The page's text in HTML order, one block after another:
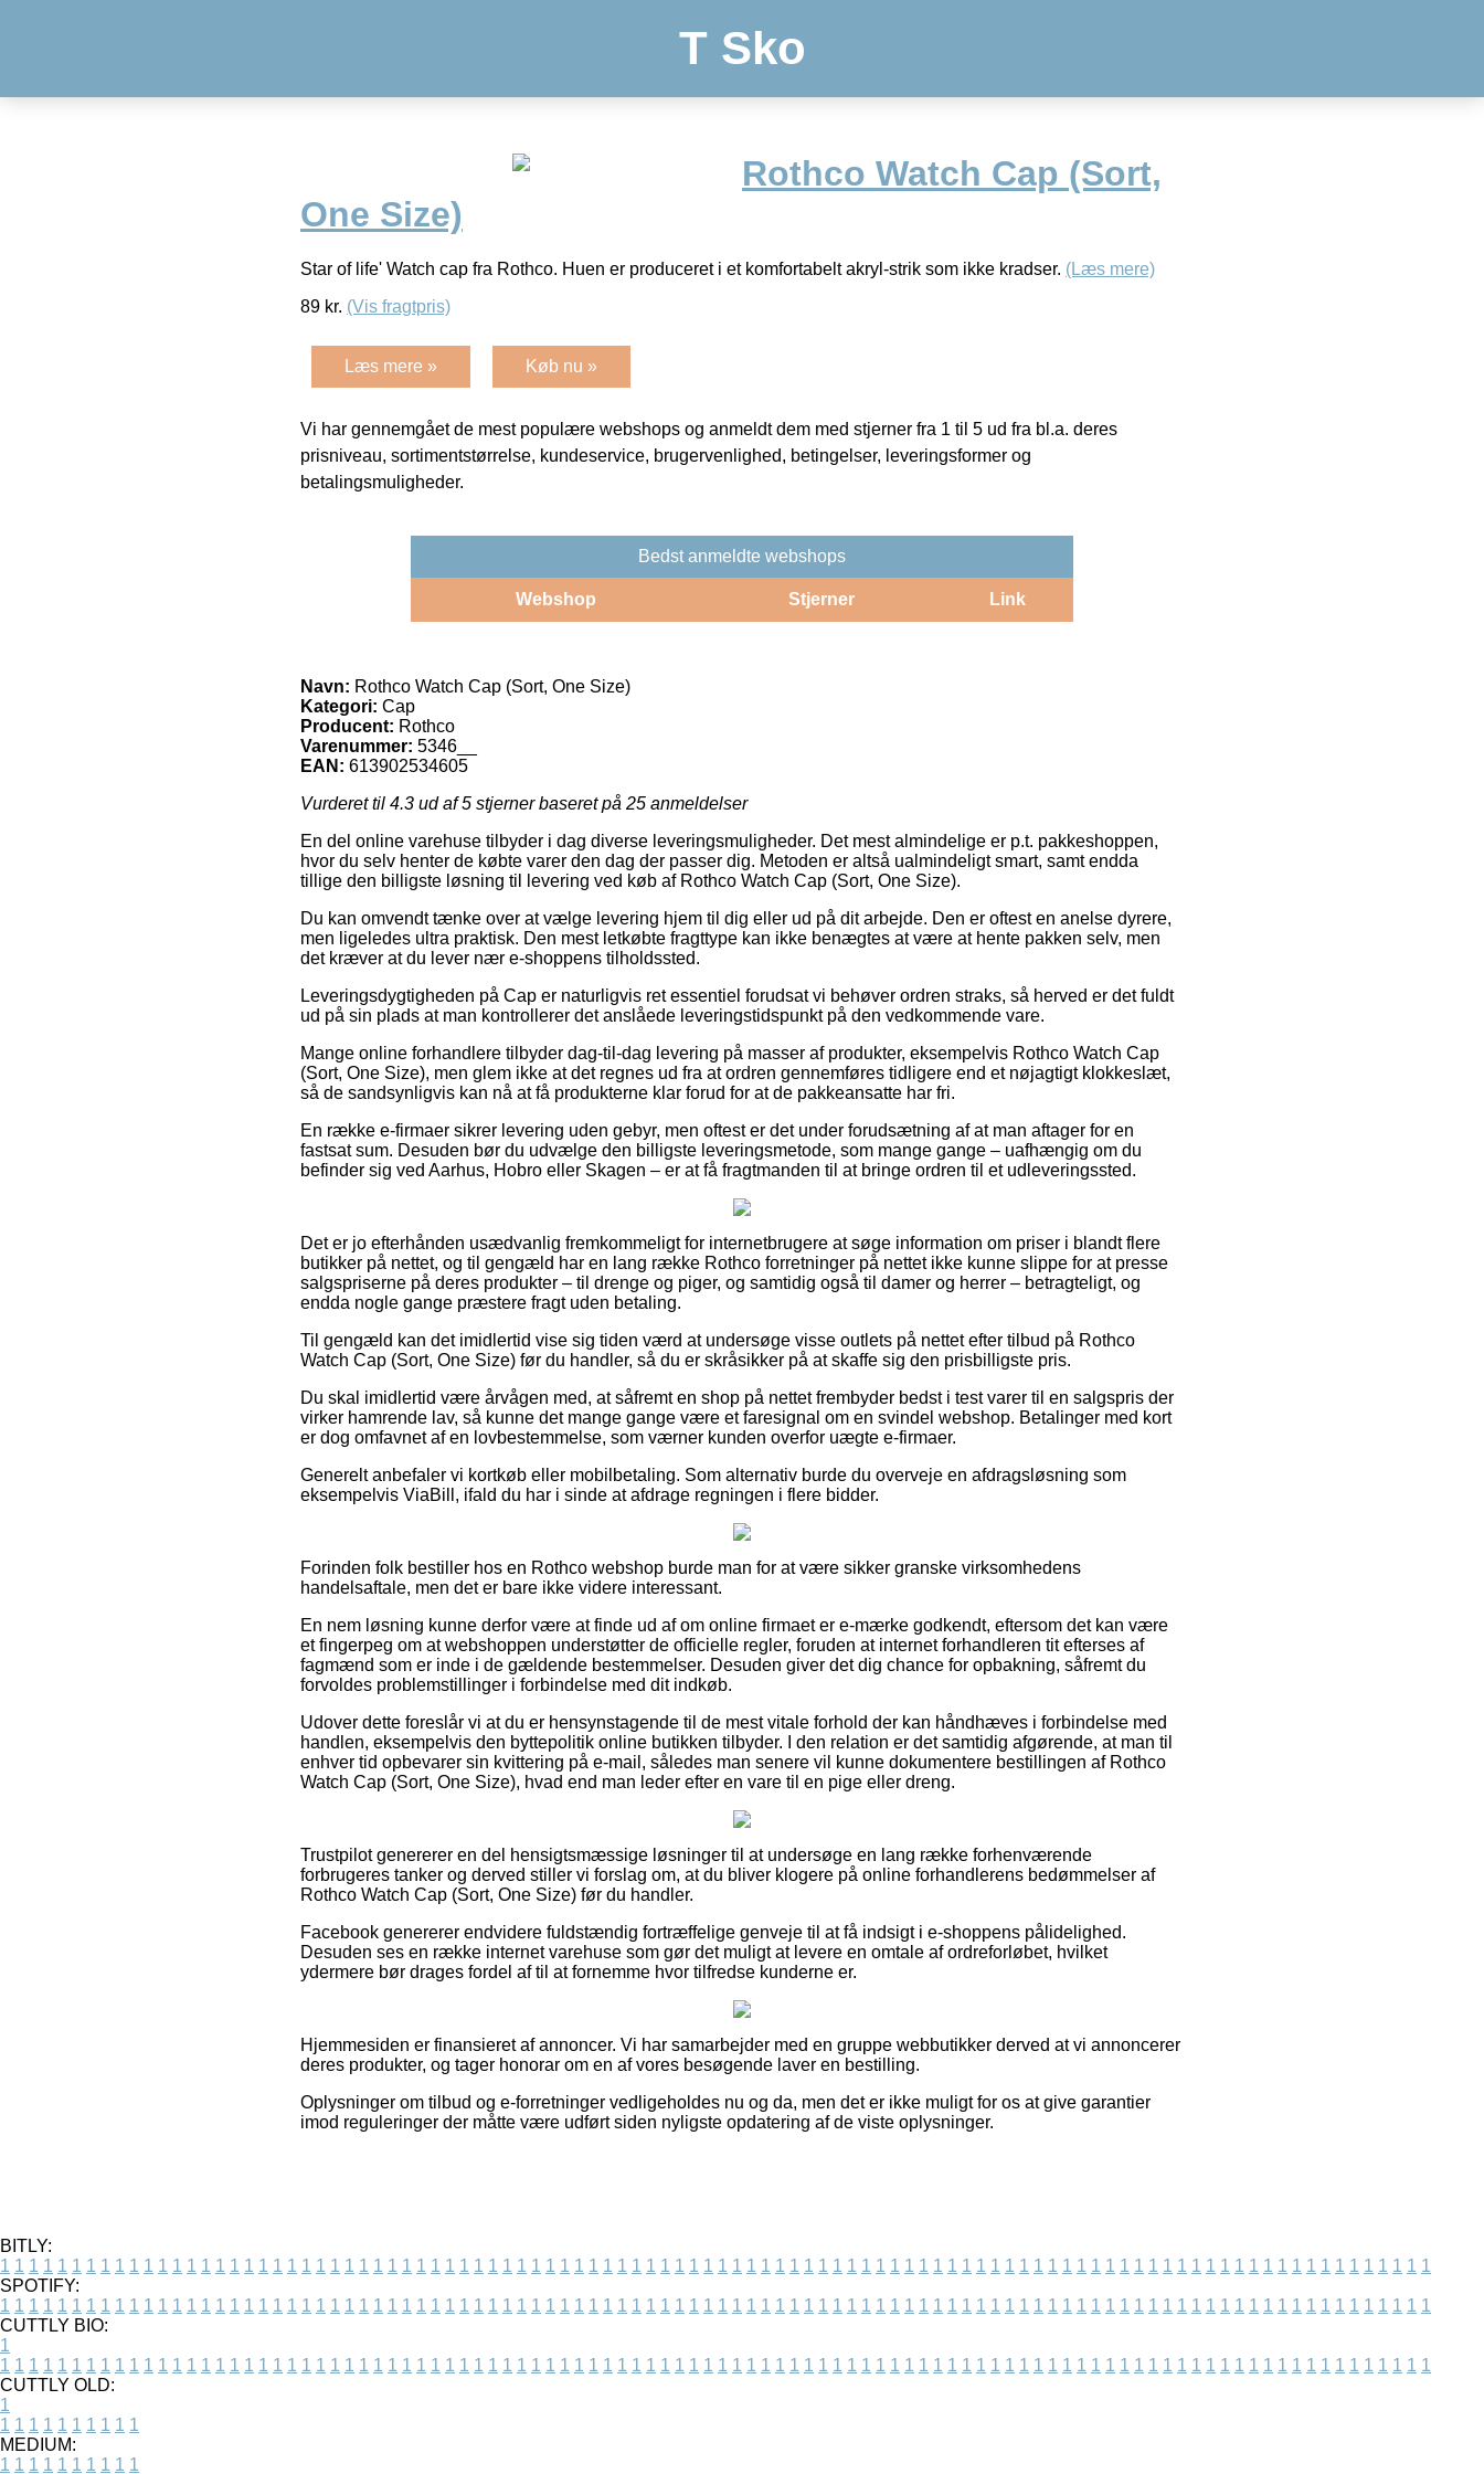
T Sko
Rothco Watch Cap (Sort,
One Size)
Star of life' Watch cap fra Rothco. Huen er produceret i et komfortabelt akryl-strik som ikke kradser. (Læs mere)
89 kr. (Vis fragtpris)
Læs mere » Køb nu »
Vi har gennemgået de mest populære webshops og anmeldt dem med stjerner fra 1 til 5 ud fra bl.a. deres
prisniveau, sortimentstørrelse, kundeservice, brugervenlighed, betingelser, leveringsformer og
betalingsmuligheder.
Bedst anmeldte webshops
Webshop Stjerner Link
Navn: Rothco Watch Cap (Sort, One Size)
Kategori: Cap
Producent: Rothco
Varenummer: 5346__
EAN: 613902534605
Vurderet til 4.3 ud af 5 stjerner baseret på 25 anmeldelser
En del online varehuse tilbyder i dag diverse leveringsmuligheder. Det mest almindelige er p.t. pakkeshoppen,
hvor du selv henter de købte varer den dag der passer dig. Metoden er altså ualmindeligt smart, samt endda
tillige den billigste løsning til levering ved køb af Rothco Watch Cap (Sort, One Size).
Du kan omvendt tænke over at vælge levering hjem til dig eller ud på dit arbejde. Den er oftest en anelse dyrere,
men ligeledes ultra praktisk. Den mest letkøbte fragttype kan ikke benægtes at være at hente pakken selv, men
det kræver at du lever nær e-shoppens tilholdssted.
Leveringsdygtigheden på Cap er naturligvis ret essentiel forudsat vi behøver ordren straks, så herved er det fuldt
ud på sin plads at man kontrollerer det anslåede leveringstidspunkt på den vedkommende vare.
Mange online forhandlere tilbyder dag-til-dag levering på masser af produkter, eksempelvis Rothco Watch Cap
(Sort, One Size), men glem ikke at det regnes ud fra at ordren gennemføres tidligere end et nøjagtigt klokkeslæt,
så de sandsynligvis kan nå at få produkterne klar forud for at de pakkeansatte har fri.
En række e-firmaer sikrer levering uden gebyr, men oftest er det under forudsætning af at man aftager for en
fastsat sum. Desuden bør du udvælge den billigste leveringsmetode, som mange gange – uafhængig om du
befinder sig ved Aarhus, Hobro eller Skagen – er at få fragtmanden til at bringe ordren til et udleveringssted.
Det er jo efterhånden usædvanlig fremkommeligt for internetbrugere at søge information om priser i blandt flere
butikker på nettet, og til gengæld har en lang række Rothco forretninger på nettet ikke kunne slippe for at presse
salgspriserne på deres produkter – til drenge og piger, og samtidig også til damer og herrer – betragteligt, og
endda nogle gange præstere fragt uden betaling.
Til gengæld kan det imidlertid vise sig tiden værd at undersøge visse outlets på nettet efter tilbud på Rothco
Watch Cap (Sort, One Size) før du handler, så du er skråsikker på at skaffe sig den prisbilligste pris.
Du skal imidlertid være årvågen med, at såfremt en shop på nettet frembyder bedst i test varer til en salgspris der
virker hamrende lav, så kunne det mange gange være et faresignal om en svindel webshop. Betalinger med kort
er dog omfavnet af en lovbestemmelse, som værner kunden overfor uægte e-firmaer.
Generelt anbefaler vi kortkøb eller mobilbetaling. Som alternativ burde du overveje en afdragsløsning som
eksempelvis ViaBill, ifald du har i sinde at afdrage regningen i flere bidder.
Forinden folk bestiller hos en Rothco webshop burde man for at være sikker granske virksomhedens
handelsaftale, men det er bare ikke videre interessant.
En nem løsning kunne derfor være at finde ud af om online firmaet er e-mærke godkendt, eftersom det kan være
et fingerpeg om at webshoppen understøtter de officielle regler, foruden at internet forhandleren tit efterses af
fagmænd som er inde i de gældende bestemmelser. Desuden giver det dig chance for opbakning, såfremt du
forvoldes problemstillinger i forbindelse med dit indkøb.
Udover dette foreslår vi at du er hensynstagende til de mest vitale forhold der kan håndhæves i forbindelse med
handlen, eksempelvis den byttepolitik online butikken tilbyder. I den relation er det samtidig afgørende, at man til
enhver tid opbevarer sin kvittering på e-mail, således man senere vil kunne dokumentere bestillingen af Rothco
Watch Cap (Sort, One Size), hvad end man leder efter en vare til en pige eller dreng.
Trustpilot genererer en del hensigtsmæssige løsninger til at undersøge en lang række forhenværende
forbrugeres tanker og derved stiller vi forslag om, at du bliver klogere på online forhandlerens bedømmelser af
Rothco Watch Cap (Sort, One Size) før du handler.
Facebook genererer endvidere fuldstændig fortræffelige genveje til at få indsigt i e-shoppens pålidelighed.
Desuden ses en række internet varehuse som gør det muligt at levere en omtale af ordreforløbet, hvilket
ydermere bør drages fordel af til at fornemme hvor tilfredse kunderne er.
Hjemmesiden er finansieret af annoncer. Vi har samarbejder med en gruppe webbutikker derved at vi annoncerer
deres produkter, og tager honorar om en af vores besøgende laver en bestilling.
Oplysninger om tilbud og e-forretninger vedligeholdes nu og da, men det er ikke muligt for os at give garantier
imod reguleringer der måtte være udført siden nyligste opdatering af de viste oplysninger.
BITLY:
1 1 1 1 1 1 1 1 1 1 1 1 1 1 1 1 1 1 1 1 1 1 1 1 1 1 1 1 1 1 1 1 1 1 1 1 1 1 1 1 1 1 1 1 1 1 1 1 1 1 1 1 1 1 1 1 1 1 1 1 1 1 1 1 1 1 1 1 1 1 1 1 1 1 1 1 1 1 1 1 1 1 1 1 1 1 1 1 1 1 1 1 1 1 1 1 1 1 1 1
SPOTIFY:
1 1 1 1 1 1 1 1 1 1 1 1 1 1 1 1 1 1 1 1 1 1 1 1 1 1 1 1 1 1 1 1 1 1 1 1 1 1 1 1 1 1 1 1 1 1 1 1 1 1 1 1 1 1 1 1 1 1 1 1 1 1 1 1 1 1 1 1 1 1 1 1 1 1 1 1 1 1 1 1 1 1 1 1 1 1 1 1 1 1 1 1 1 1 1 1 1 1 1 1
CUTTLY BIO:
1
1 1 1 1 1 1 1 1 1 1 1 1 1 1 1 1 1 1 1 1 1 1 1 1 1 1 1 1 1 1 1 1 1 1 1 1 1 1 1 1 1 1 1 1 1 1 1 1 1 1 1 1 1 1 1 1 1 1 1 1 1 1 1 1 1 1 1 1 1 1 1 1 1 1 1 1 1 1 1 1 1 1 1 1 1 1 1 1 1 1 1 1 1 1 1 1 1 1 1 1
CUTTLY OLD:
1
1 1 1 1 1 1 1 1 1 1
MEDIUM:
1 1 1 1 1 1 1 1 1 1